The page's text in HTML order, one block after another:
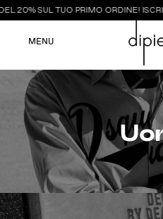
20% SUL TUO PRIMO ORDINE!
MENU